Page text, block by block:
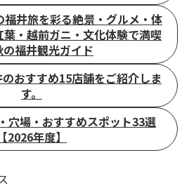
福井旅を彩る絶景・グルメ・体
・越前ガニ・文化体験で満喫
の福井観光ガイド
おすすめ15店舗をご紹介しま
す。
穴場・おすすめスポット33選
【2026年度】